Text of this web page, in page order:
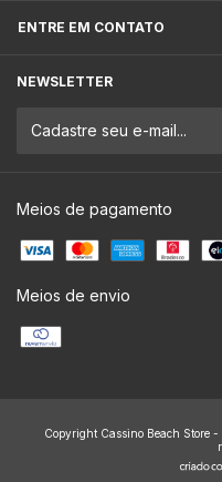
ENTRE EM CONTATO
NEWSLETTER
Meios de pagamento
Meios de envio
Copyright Cassino Beach Store